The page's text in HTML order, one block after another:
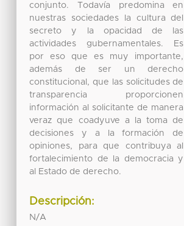
conjunto. Todavía predomina en
nuestras sociedades la cultura del
secreto y la opacidad de las
actividades gubernamentales. Es
por eso que es muy importante,
además de ser un derecho
constitucional, que las solicitudes de
transparencia proporcionen
información al solicitante de manera
veraz que coadyuve a la toma de
decisiones y a la formación de
opiniones, para que contribuya al
fortalecimiento de la democracia y
al Estado de derecho.
Descripción:
N/A